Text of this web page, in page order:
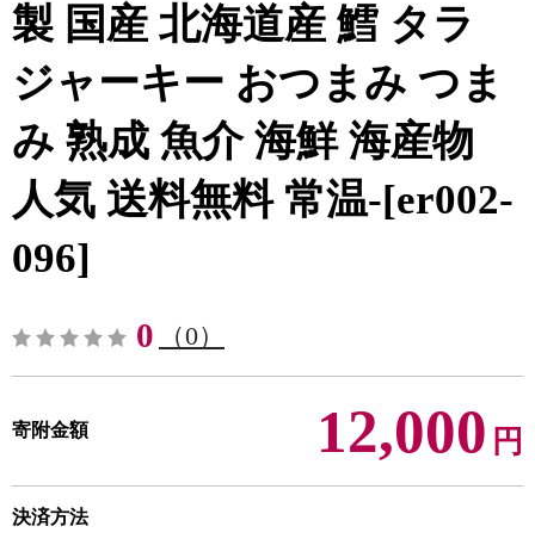
製 国産 北海道産 鱈 タラ
ジャーキー おつまみ つま
み 熟成 魚介 海鮮 海産物
人気 送料無料 常温-[er002-
096]
0 （0）
寄附金額 12,000 円
決済方法